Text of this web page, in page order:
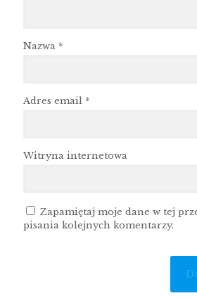
Nazwa *
Adres email *
Witryna internetowa
Zapamiętaj moje dane w tej
pisania kolejnych komentarzy.